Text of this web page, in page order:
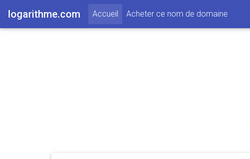
logarithme.com Accueil (current)
Acheter ce nom de domaine